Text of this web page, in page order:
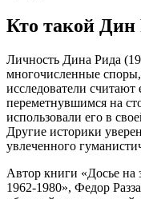
Кто такой Дин
Личность Дина Рида
многочисленные
исследователи
переметнувшимся на
использовали его в
Другие историки
увлеченного
Автор книги «Досье на
1962-1980», Федор